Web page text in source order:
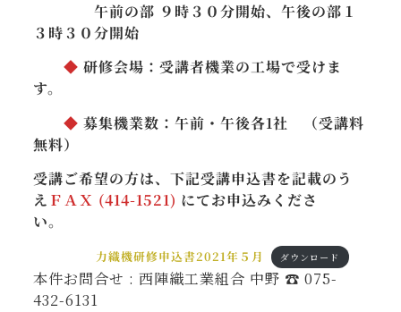
午前の部 ９時３０分開始、午後の部１
３時３０分開始
◆ 研修会場：受講者機業の工場で受けま
す。
◆ 募集機業数：午前・午後各1社 （受講料
無料）
受講ご希望の方は、下記受講申込書を記載のう
え ＦＡＸ (414-1521) にてお申込みくださ
い。
力織機研修申込書2021年５月 ダウンロード
本件お問合せ : 西陣織工業組合 中野 ☎ 075-
432-6131